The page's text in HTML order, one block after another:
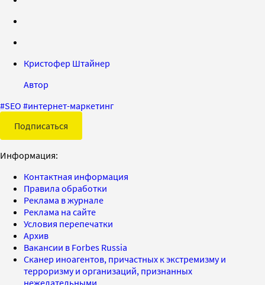
Кристофер Штайнер
Автор
#SEO #интернет-маркетинг
Подписаться
Информация:
Контактная информация
Правила обработки
Реклама в журнале
Реклама на сайте
Условия перепечатки
Архив
Вакансии в Forbes Russia
Сканер иноагентов, причастных к экстремизму и
терроризму и организаций, признанных
нежелательными